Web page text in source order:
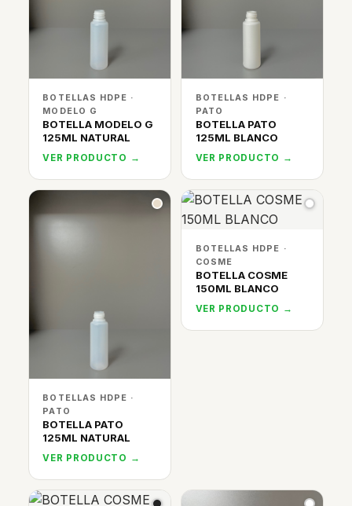
BOTELLAS HDPE ·
MODELO G
BOTELLA MODELO G
125ML NATURAL
VER PRODUCTO →
BOTELLAS HDPE ·
PATO
BOTELLA PATO
125ML BLANCO
VER PRODUCTO →
BOTELLAS HDPE ·
PATO
BOTELLA PATO
125ML NATURAL
VER PRODUCTO →
BOTELLAS HDPE ·
COSME
BOTELLA COSME
150ML BLANCO
VER PRODUCTO →